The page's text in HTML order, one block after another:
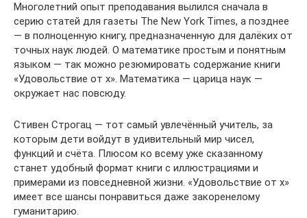
Многолетний опыт преподавания вылился сначала в
серию статей для газеты The New York Times, а позднее
— в полноценную книгу, предназначенную для далёких от
точных наук людей. О математике простым и понятным
языком — так можно резюмировать содержание книги
«Удовольствие от х». Математика — царица наук —
окружает нас повсюду.
Стивен Строгац — тот самый увлечённый учитель, за
которым дети войдут в удивительный мир чисел,
функций и счёта. Плюсом ко всему уже сказанному
станет удобный формат книги с иллюстрациями и
примерами из повседневной жизни. «Удовольствие от х»
имеет все шансы понравиться даже закоренелому
гуманитарию.